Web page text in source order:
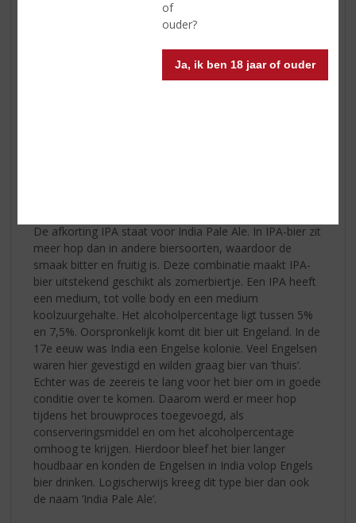
of
ouder?
Ja, ik ben 18 jaar of ouder
De afkorting IPA staat voor India Pale Ale. In IPA-bier zit
meer hop dan in andere biersoorten, waardoor de
smaak bitter en fruitig is. Deze combinatie maakt IPA-
bier uitstekend geschikt als zomerbiertje. Een IPA heeft
een medium, tot volle body en een medium
koolzuurgehalte. Het alcoholpercentage ligt tussen 5%
en 7,5%. Oorspronkelijk komt dit bier uit Engeland. In de
17e eeuw was India een Engelse kolonie. Veel Engelsen
waren hier gevestigd en wilden graag bier van ‘thuis’.
Echter was de zeereis te lang voor het bier om in goede
conditie over te komen. Daarom werd er meer hop
tijdens het brouwproces toegevoegd, als
conserveringsmiddel en om het alcoholpercentage
omhoog te krijgen. Hierdoor bleef het bier langer
houdbaar en konden de Engelsen in India volop Engels
bier drinken. Logischerwijs kreeg dit type bier dan ook
de naam ‘India Pale Ale‘.